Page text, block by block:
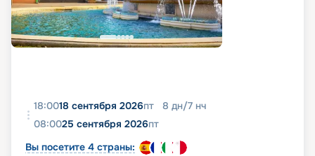
18:0018 сентября 2026пт 8 дн/7 нч
08:0025 сентября 2026пт
Вы посетите 4 страны: